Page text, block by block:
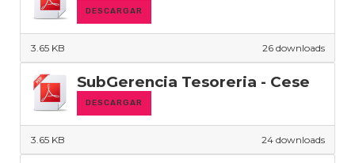
DESCARGAR
26 downloads
3.65 KB
SubGerencia Tesoreria - Cese
DESCARGAR
24 downloads
3.65 KB